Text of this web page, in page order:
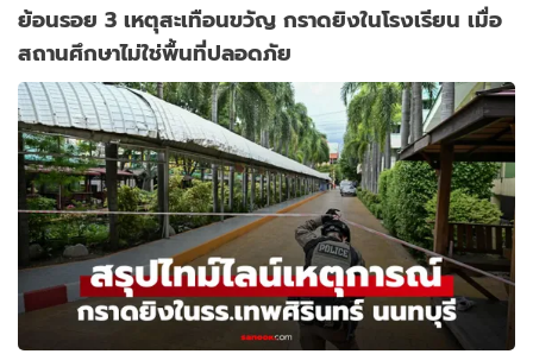
ย้อนรอย 3 เหตุสะเทือนขวัญ กราดยิงในโรงเรียน เมื่อ
สถานศึกษาไม่ใช่พื้นที่ปลอดภัย